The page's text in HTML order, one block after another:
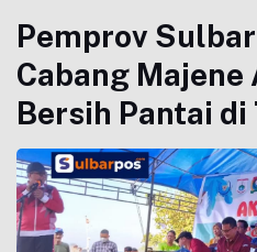
Pemprov
Cabang Majene
Bersih Pantai di